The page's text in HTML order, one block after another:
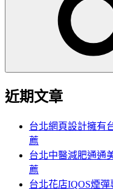
近期文章
台北網頁設計擁有
薦
台北中醫減肥通通
薦
台北花店IQOS煙